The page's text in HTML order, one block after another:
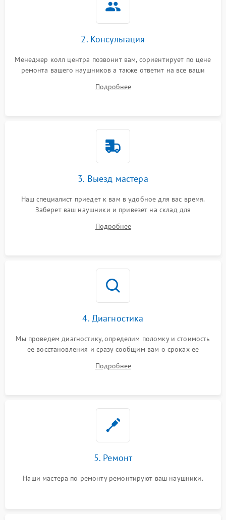
2. Консультация
Менеджер колл центра позвонит вам, сориентирует по цене
ремонта вашего наушников а также ответит на все ваши
Подробнее
3. Выезд мастера
Наш специалист приедет к вам в удобное для вас время.
Заберет ваш наушники и привезет на склад для
Подробнее
4. Диагностика
Мы проведем диагностику, определим поломку и стоимость
ее восстановления и сразу сообщим вам о сроках ее
Подробнее
5. Ремонт
Наши мастера по ремонту ремонтируют ваш наушники.